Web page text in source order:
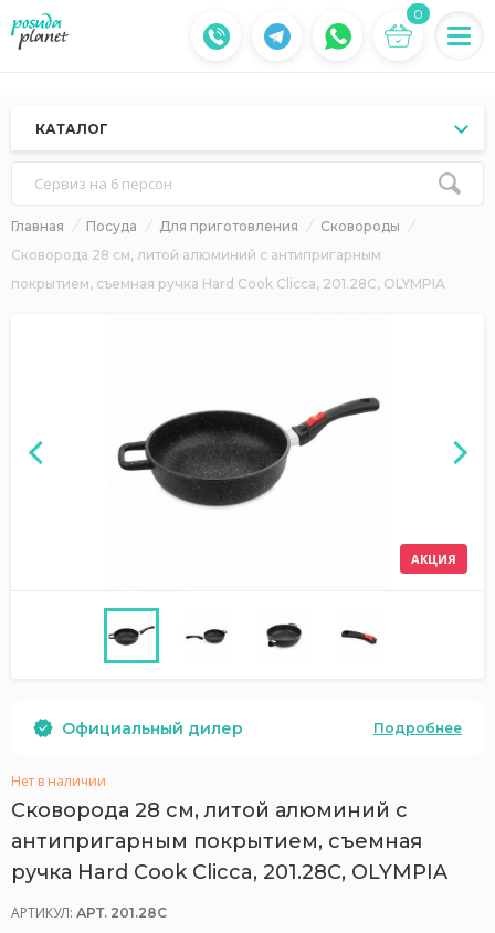
0
КАТАЛОГ
Сервиз на 6 персон
Главная Посуда Для приготовления
Сковороды
Сковорода 28 см, литой алюминий с антипригарным
покрытием, съемная ручка Hard Cook Clicca, 201.28C, OLYMPIA
АКЦИЯ
Официальный дилер Подробнее
Нет в наличии
Сковорода 28 см, литой алюминий с
антипригарным покрытием, съемная
ручка Hard Cook Clicca, 201.28C, OLYMPIA
АРТИКУЛ: АРТ. 201.28C